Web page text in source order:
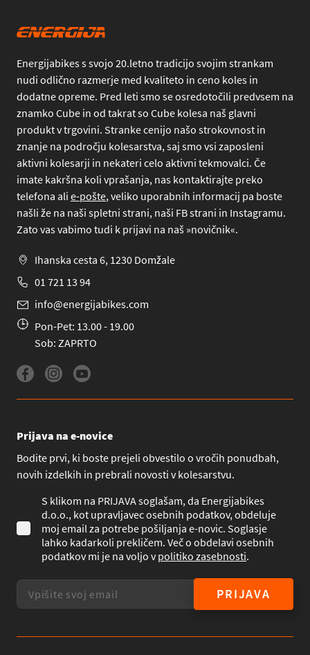
Energijabikes s svojo 20.letno tradicijo svojim strankam
nudi odlično razmerje med kvaliteto in ceno koles in
dodatne opreme. Pred leti smo se osredotočili predvsem na
znamko Cube in od takrat so Cube kolesa naš glavni
produkt v trgovini. Stranke cenijo našo strokovnost in
znanje na področju kolesarstva, saj smo vsi zaposleni
aktivni kolesarji in nekateri celo aktivni tekmovalci. Če
imate kakršna koli vprašanja, nas kontaktirajte preko
telefona ali e-pošte, veliko uporabnih informacij pa boste
našli že na naši spletni strani, naši FB strani in Instagramu.
Zato vas vabimo tudi k prijavi na naš »novičnik«.
Ihanska cesta 6, 1230 Domžale
01 721 13 94
info@energijabikes.com
Pon-Pet: 13.00 - 19.00
Sob: ZAPRTO
Prijava na e-novice
Bodite prvi, ki boste prejeli obvestilo o vročih ponudbah,
novih izdelkih in prebrali novosti v kolesarstvu.
S klikom na PRIJAVA soglašam, da Energijabikes
d.o.o., kot upravljavec osebnih podatkov, obdeluje
moj email za potrebe pošiljanja e-novic. Soglasje
lahko kadarkoli prekličem. Več o obdelavi osebnih
podatkov mi je na voljo vpolitiko zasebnosti.
PRIJAVA